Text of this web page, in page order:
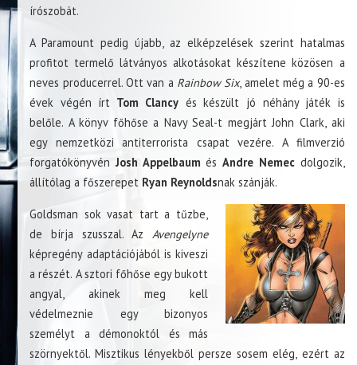
írószobát.
A Paramount pedig újabb, az elképzelések szerint hatalmas
profitot termelő látványos alkotásokat készítene közösen a
neves producerrel. Ott van a Rainbow Six, amelet még a 90-es
évek végén írt Tom Clancy és készült jó néhány játék is
belőle. A könyv főhőse a Navy Seal-t megjárt John Clark, aki
egy nemzetközi antiterrorista csapat vezére. A filmverzió
forgatókönyvén Josh Appelbaum ésAndre Nemecdolgozik,
állítólag a főszerepet Ryan Reynoldsnak szánják.
Goldsman sok vasat tart a tűzbe,
de bírja szusszal. Az Avengelyne
képregény adaptációjából is kiveszi
a részét. A sztori főhőse egy bukott
angyal, akinek meg kell
védelmeznie egy bizonyos
személyt a démonoktól és más
szörnyektől. Misztikus lényekből persze sosem elég, ezért az